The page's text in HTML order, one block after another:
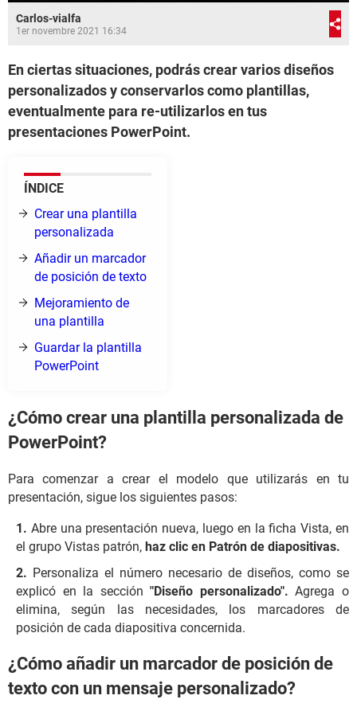
Carlos-vialfa
1er novembre 2021 16:34
En ciertas situaciones, podrás crear varios diseños
personalizados y conservarlos como plantillas,
eventualmente para re-utilizarlos en tus
presentaciones PowerPoint.
ÍNDICE
Crear una plantilla
personalizada
Añadir un marcador
de posición de texto
Mejoramiento de
una plantilla
Guardar la plantilla
PowerPoint
¿Cómo crear una plantilla personalizada de
PowerPoint?
Para comenzar a crear el modelo que utilizarás en tu
presentación, sigue los siguientes pasos:
Abre una presentación nueva, luego en la ficha Vista, en
el grupo Vistas patrón, haz clic en Patrón de diapositivas.
Personaliza el número necesario de diseños, como se
explicó en la sección"Diseño personalizado".Agrega o
elimina, según las necesidades, los marcadores de
posición de cada diapositiva concernida.
¿Cómo añadir un marcador de posición de
texto con un mensaje personalizado?